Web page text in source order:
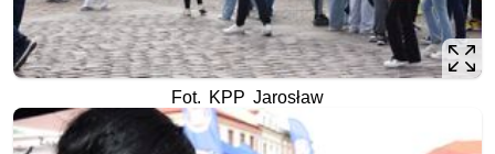
Fot. KPP Jarosław